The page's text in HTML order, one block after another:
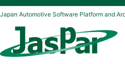
Japan Automotive Software Platform and